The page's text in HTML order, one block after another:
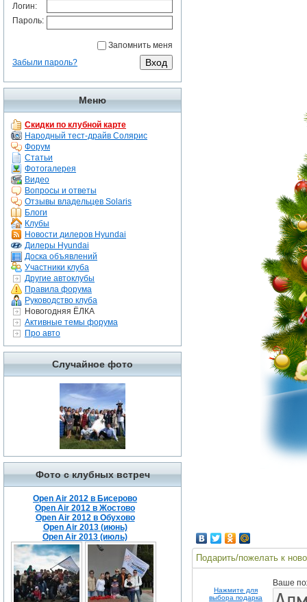
Логин:
Пароль:
Запомнить меня
Забыли пароль?
Меню
Скидки по клубной карте
Народный тест-драйв Солярис
Форум
Статьи
Фотогалерея
Видео
Вопросы и ответы
Отзывы владельцев Solaris
Блоги
Клубы
Новости дилеров Hyundai
Дилеры Hyundai
Доска объявлений
Участники клуба
Другие автоклубы
Правила форума
Руководство клуба
Новогодняя ЁЛКА
Активные темы форума
Про авто
Случайное фото
Фото с клубных встреч
Open Air 2012 в Бисерово
Open Air 2012 в Жостово
Open Air 2012 в Обухово
Open Air 2013 (июнь)
Open Air 2013 (июль)
Подарить/пожелать к
Нажмите для
выбора подарка
Ваше